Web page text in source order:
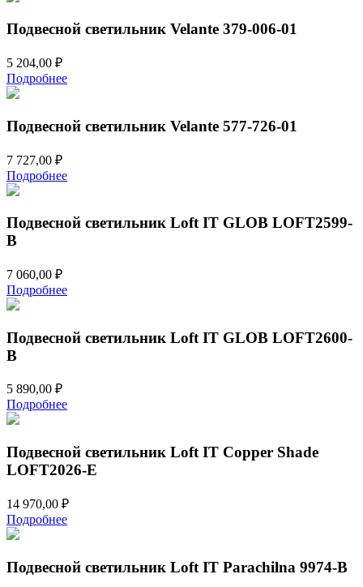
180,00 ₽.
Подвесной светильник Velante 379-006-01
5 204,00 ₽
Подробнее
Подвесной светильник Velante 577-726-01
7 727,00 ₽
Подробнее
Подвесной светильник Loft IT GLOB LOFT2599-
B
7 060,00 ₽
Подробнее
Подвесной светильник Loft IT GLOB LOFT2600-
B
5 890,00 ₽
Подробнее
Подвесной светильник Loft IT Copper Shade
LOFT2026-E
14 970,00 ₽
Подробнее
Подвесной светильник Loft IT Parachilna 9974-B